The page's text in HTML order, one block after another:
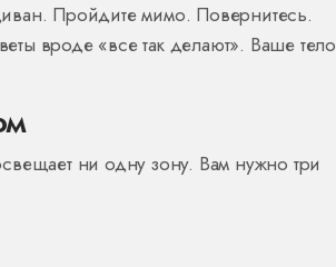
диван. Пройдите мимо. Повернитесь.
вроде «все так делают». Ваше тело
ни одну зону. Вам нужно три